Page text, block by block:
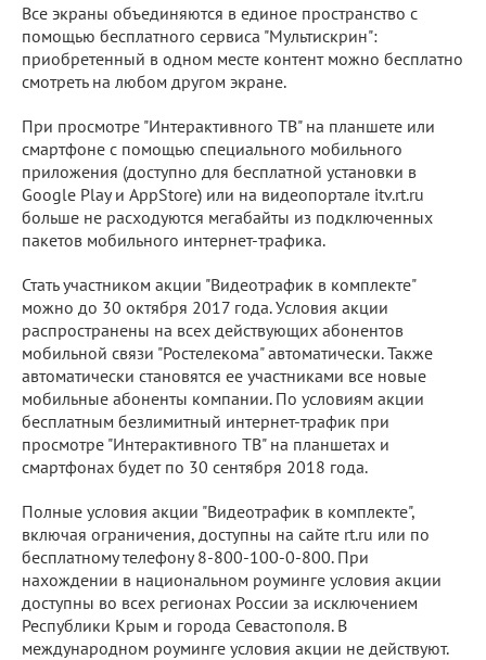
Все экраны объединяются в единое пространство с
помощью бесплатного сервиса "Мультискрин":
приобретенный в одном месте контент можно бесплатно
смотреть на любом другом экране.
При просмотре "Интерактивного ТВ" на планшете или
смартфоне с помощью специального мобильного
приложения (доступно для бесплатной установки в
Google Play и AppStore) или на видеопортале itv.rt.ru
больше не расходуются мегабайты из подключенных
пакетов мобильного интернет-трафика.
Стать участником акции "Видеотрафик в комплекте"
можно до 30 октября 2017 года. Условия акции
распространены на всех действующих абонентов
мобильной связи "Ростелекома" автоматически. Также
автоматически становятся ее участниками все новые
мобильные абоненты компании. По условиям акции
бесплатным безлимитный интернет-трафик при
просмотре "Интерактивного ТВ" на планшетах и
смартфонах будет по 30 сентября 2018 года.
Полные условия акции "Видеотрафик в комплекте",
включая ограничения, доступны на сайте rt.ru или по
бесплатному телефону 8-800-100-0-800. При
нахождении в национальном роуминге условия акции
доступны во всех регионах России за исключением
Республики Крым и города Севастополя. В
международном роуминге условия акции не действуют.